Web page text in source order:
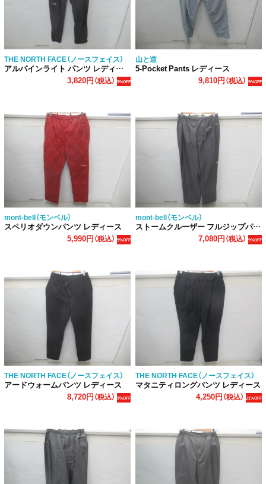
THE NORTH FACE（ノースフェイス）
アルパインライト パンツ レディース
3,820円（税込） 9%OFF
山と道
5-Pocket Pants レディース
9,810円（税込） 9%OFF
mont-bell（モンベル）
スペリオダウンパンツ レディース
5,990円（税込） 9%OFF
mont-bell（モンベル）
ストームクルーザー フルジップパンツ レディース
7,080円（税込） 9%OFF
THE NORTH FACE（ノースフェイス）
アードウォームパンツ レディース
8,720円（税込） 9%OFF
THE NORTH FACE（ノースフェイス）
マタニティロングパンツ レディース
4,250円（税込） 21%OFF